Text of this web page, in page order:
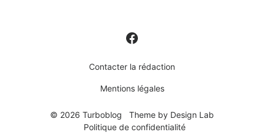
Contacter la rédaction
Mentions légales
© 2026 Turboblog Theme by Design Lab
Politique de confidentialité